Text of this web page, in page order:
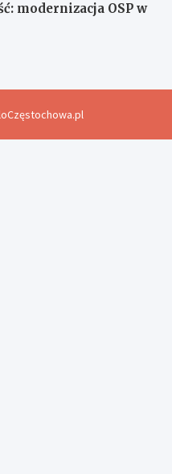
modernizacja OSP w